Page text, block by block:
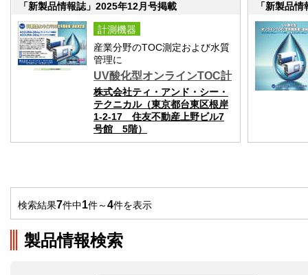
「新製品情報誌」2025年12月号掲載
計測機器
産業分野のTOC測定および水質
管理に
UV酸化型オンラインTOC計
株式会社ティ・アンド・シー・
テクニカル（東京都台東区根岸
1-2-17 住友不動産上野ビル7
号館 5階）
「新製品
検索結果7件中1件～4件を表示
製品情報検索